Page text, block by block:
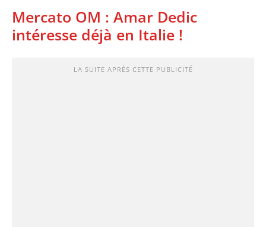
Mercato OM : Amar Dedic
intéresse déjà en Italie !
LA SUITE APRÈS CETTE PUBLICITÉ